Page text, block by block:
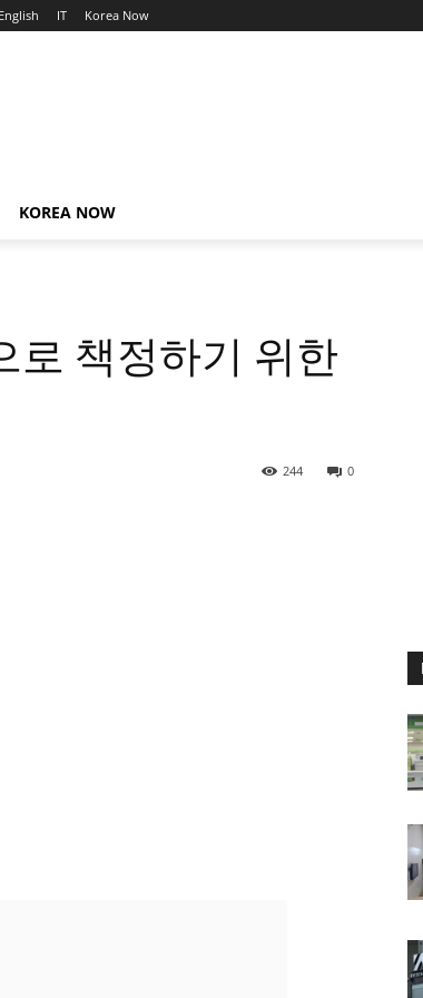
English IT Korea Now
KOREA NOW
로 책정하기 위한
0
244